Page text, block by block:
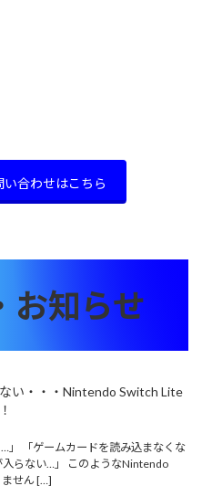
い合わせはこちら
お知らせ
い・・・Nintendo Switch Lite
」 「ゲームカードを読み込まなくな
らない…」 このようなNintendo
せん […]